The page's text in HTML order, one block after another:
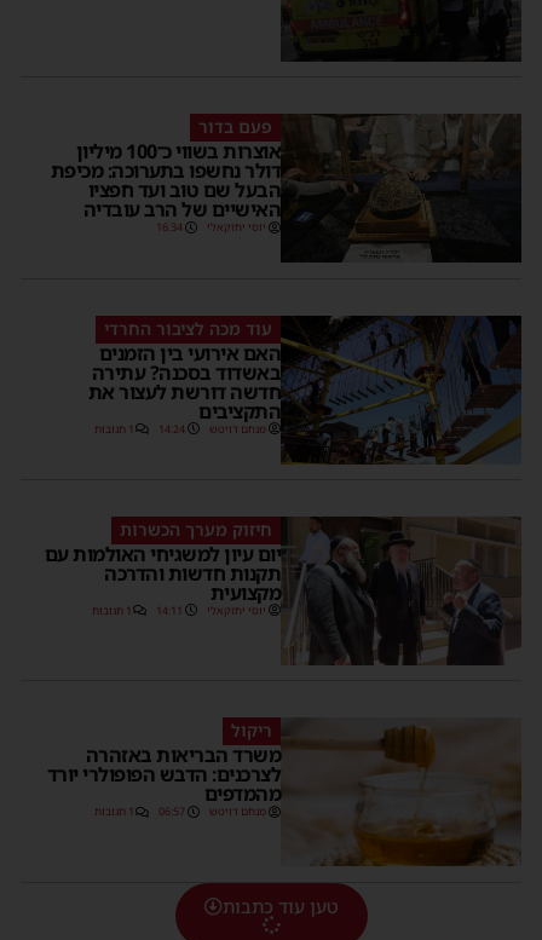
פעם בדור
אוצרות בשווי כ־100 מיליון
דולר נחשפו בתערוכה: מכיפת
הבעל שם טוב ועד חפציו
האישיים של הרב עובדיה
יוסי יחזקאלי 16:34
עוד מכה לציבור החרדי
האם אירועי בין הזמנים
באשדוד בסכנה? עתירה
חדשה דורשת לעצור את
התקציבים
מנחם דויטש 14:24 1 תגובות
חיזוק מערך הכשרות
יום עיון למשגיחי האולמות עם
תקנות חדשות והדרכה
מקצועית
יוסי יחזקאלי 14:11 1 תגובות
ריקול
משרד הבריאות באזהרה
לצרכנים: הדבש הפופולרי יורד
מהמדפים
מנחם דויטש 06:57 1 תגובות
טען עוד כתבות